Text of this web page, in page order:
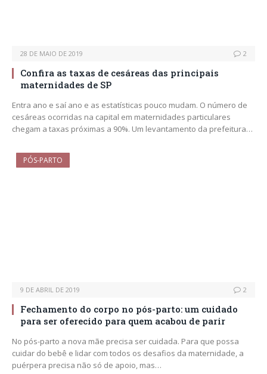
28 DE MAIO DE 2019 2
Confira as taxas de cesáreas das principais
maternidades de SP
Entra ano e saí ano e as estatísticas pouco mudam. O número de
cesáreas ocorridas na capital em maternidades particulares
chegam a taxas próximas a 90%. Um levantamento da prefeitura…
PÓS-PARTO
9 DE ABRIL DE 2019 2
Fechamento do corpo no pós-parto: um cuidado
para ser oferecido para quem acabou de parir
No pós-parto a nova mãe precisa ser cuidada. Para que possa
cuidar do bebê e lidar com todos os desafios da maternidade, a
puérpera precisa não só de apoio, mas…